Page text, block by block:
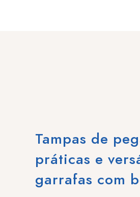
Tampas de
práticas e
garrafas com